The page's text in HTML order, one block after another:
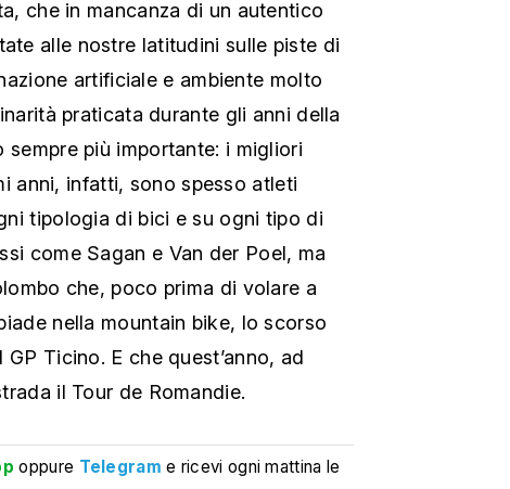
che in mancanza di un autentico
alle nostre latitudini sulle piste di
artificiale e ambiente molto
praticata durante gli anni della
più importante: i migliori
anni, infatti, sono spesso atleti
tipologia di bici e su ogni tipo di
come Sagan e Van der Poel, ma
che, poco prima di volare a
nella mountain bike, lo scorso
Ticino. E che quest’anno, ad
il Tour de Romandie.
oppure Telegram e ricevi ogni mattina le